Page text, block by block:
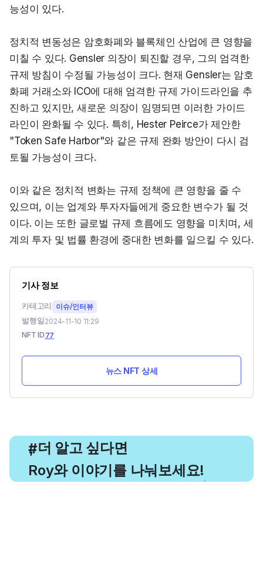
능성이 있다.
정치적 변동성은 암호화폐와 블록체인 산업에 큰 영향을
미칠 수 있다. Gensler 의장이 퇴진할 경우, 그의 엄격한
규제 방침이 수정될 가능성이 크다. 현재 Gensler는 암호
화폐 거래소와 ICO에 대해 엄격한 규제 가이드라인을 추
진하고 있지만, 새로운 의장이 임명되면 이러한 가이드
라인이 완화될 수 있다. 특히, Hester Peirce가 제안한
"Token Safe Harbor"와 같은 규제 완화 방안이 다시 검
토될 가능성이 크다.
이와 같은 정치적 변화는 규제 정책에 큰 영향을 줄 수
있으며, 이는 업계와 투자자들에게 중요한 변수가 될 것
이다. 이는 또한 글로벌 규제 흐름에도 영향을 미치며, 세
계의 투자 및 법률 환경에 중대한 변화를 일으킬 수 있다.
기사 정보
카테고리 이슈/인터뷰
발행일 2024-11-10 11:29
NFT ID 77
뉴스 NFT 상세
#
, 더 알고 싶다면
Roy와 이야기를 나눠보세요!